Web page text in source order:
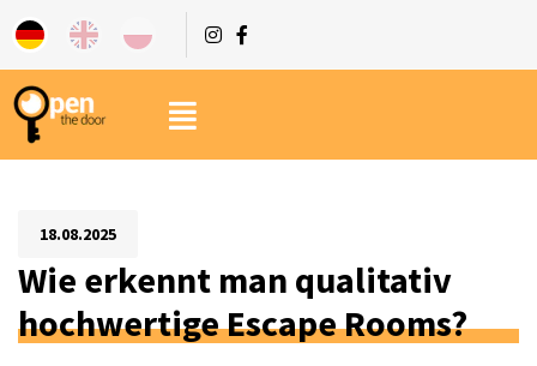
18.08.2025
Wie erkennt man qualitativ
hochwertige Escape Rooms?